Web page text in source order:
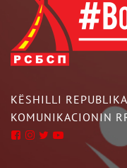
KËSHILLI
KOMUNIKACIONIN